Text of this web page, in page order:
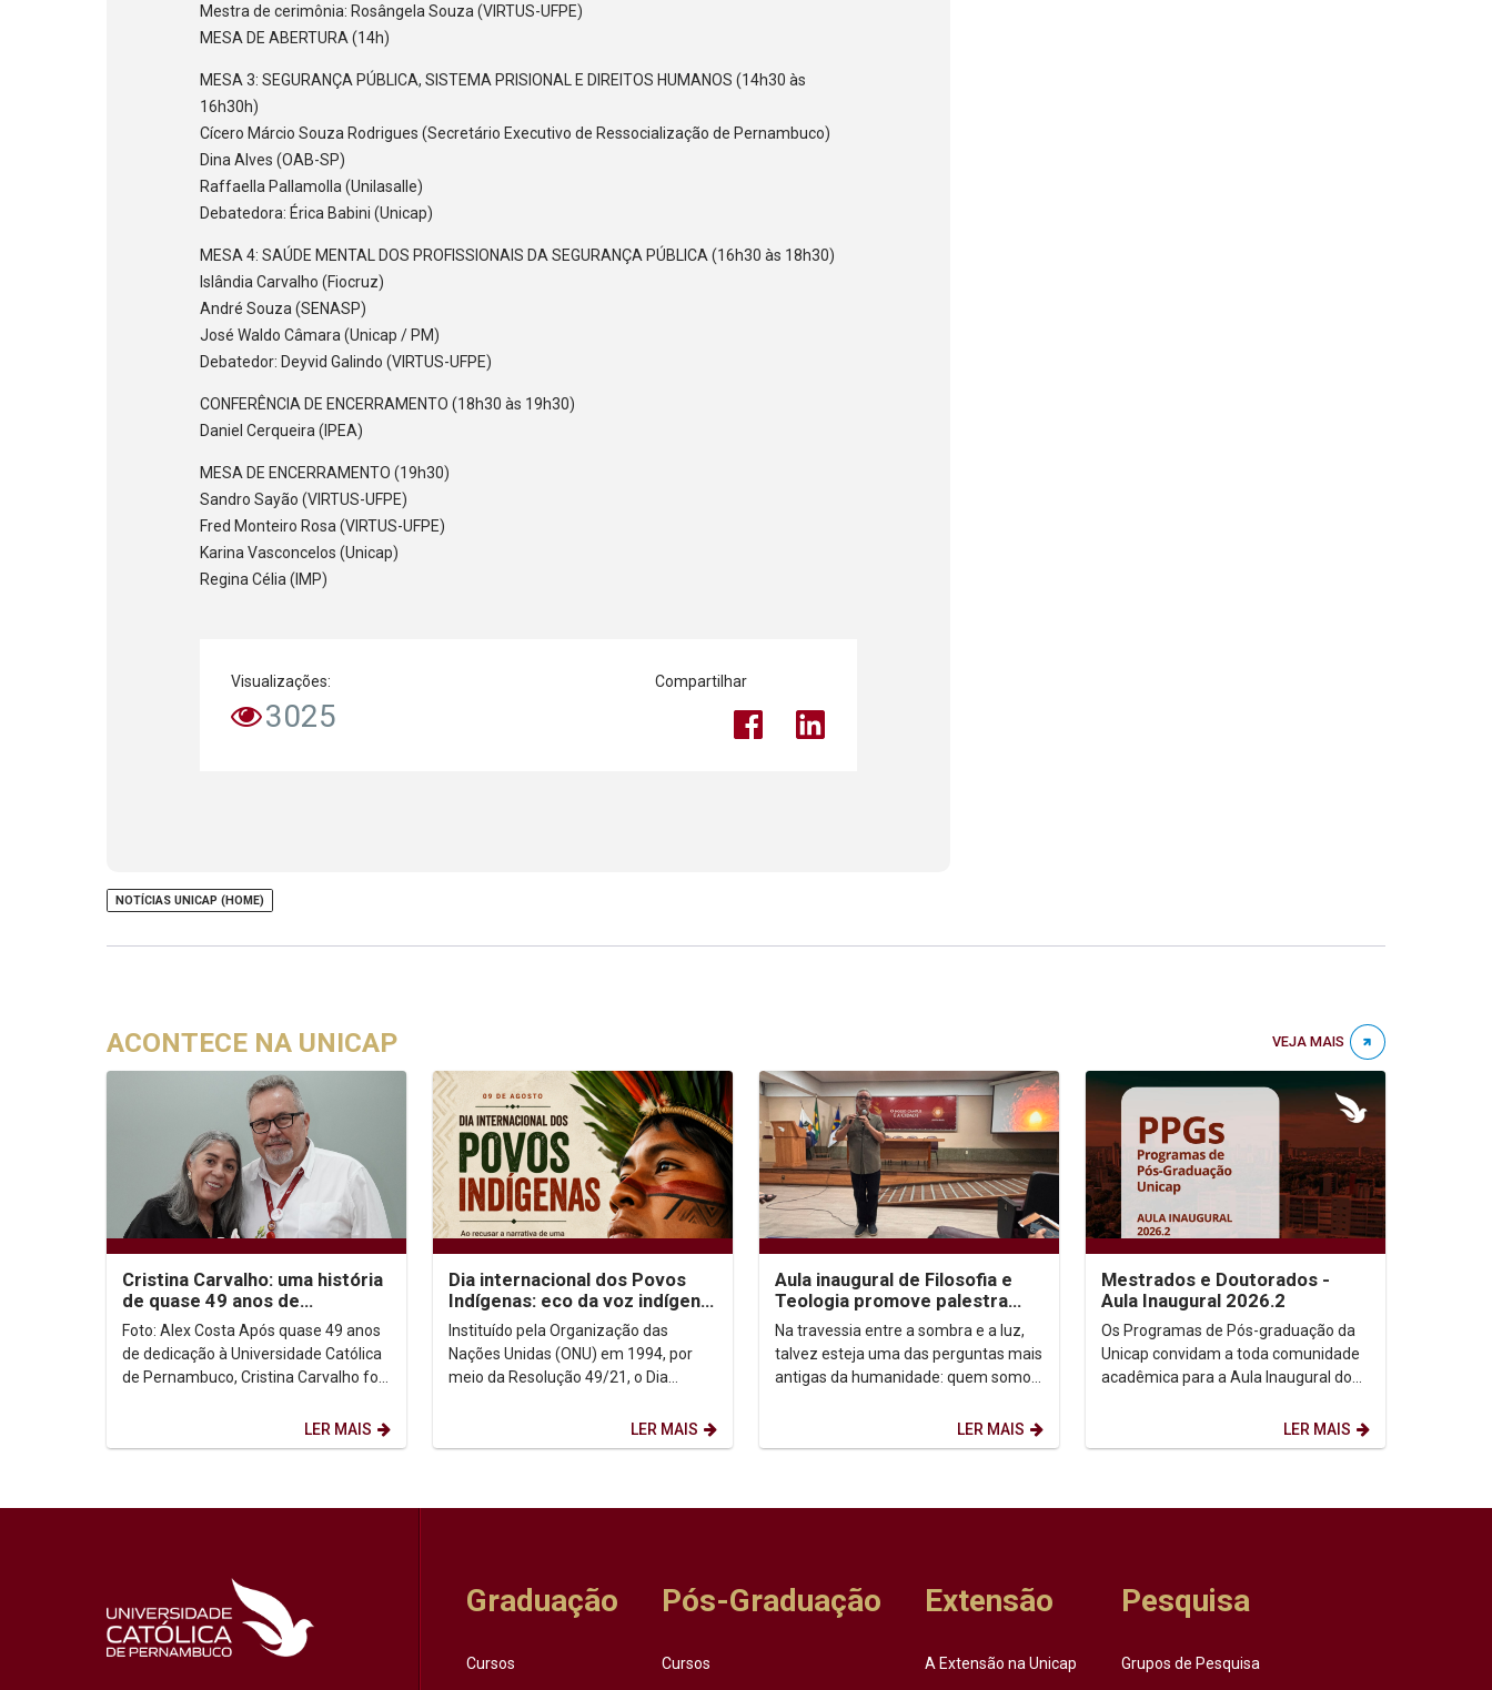
Mestra de cerimônia: Rosângela Souza (VIRTUS-UFPE)
MESA DE ABERTURA (14h)
MESA 3: SEGURANÇA PÚBLICA, SISTEMA PRISIONAL E DIREITOS HUMANOS (14h30 às
16h30h)
Cícero Márcio Souza Rodrigues (Secretário Executivo de Ressocialização de Pernambuco)
Dina Alves (OAB-SP)
Raffaella Pallamolla (Unilasalle)
Debatedora: Érica Babini (Unicap)
MESA 4: SAÚDE MENTAL DOS PROFISSIONAIS DA SEGURANÇA PÚBLICA (16h30 às 18h30)
Islândia Carvalho (Fiocruz)
André Souza (SENASP)
José Waldo Câmara (Unicap / PM)
Debatedor: Deyvid Galindo (VIRTUS-UFPE)
CONFERÊNCIA DE ENCERRAMENTO (18h30 às 19h30)
Daniel Cerqueira (IPEA)
MESA DE ENCERRAMENTO (19h30)
Sandro Sayão (VIRTUS-UFPE)
Fred Monteiro Rosa (VIRTUS-UFPE)
Karina Vasconcelos (Unicap)
Regina Célia (IMP)
Visualizações:
3025
Compartilhar
NOTÍCIAS UNICAP (HOME)
ACONTECE NA UNICAP VEJA MAIS
Cristina Carvalho: uma história
de quase 49 anos de
dedicação à Unicap
Foto: Alex Costa Após quase 49 anos
de dedicação à Universidade Católica
de Pernambuco, Cristina Carvalho foi
LER MAIS
Dia internacional dos Povos
Indígenas: eco da voz indígena
no contexto urbano
Instituído pela Organização das
Nações Unidas (ONU) em 1994, por
meio da Resolução 49/21, o Dia
de agosto) firma-se como...LER MAIS
Aula inaugural de Filosofia e
Teologia promove palestra
sobre autoconhecimento
Na travessia entre a sombra e a luz,
talvez esteja uma das perguntas mais
antigas da humanidade: quem somos,
LER MAIS
Mestrados e Doutorados -
Aula Inaugural 2026.2
Os Programas de Pós-graduação da
Unicap convidam a toda comunidade
acadêmica para a Aula Inaugural do
LER MAIS
Graduação
Cursos
Pós-Graduação
Cursos
Extensão
A Extensão na Unicap
Pesquisa
Grupos de Pesquisa